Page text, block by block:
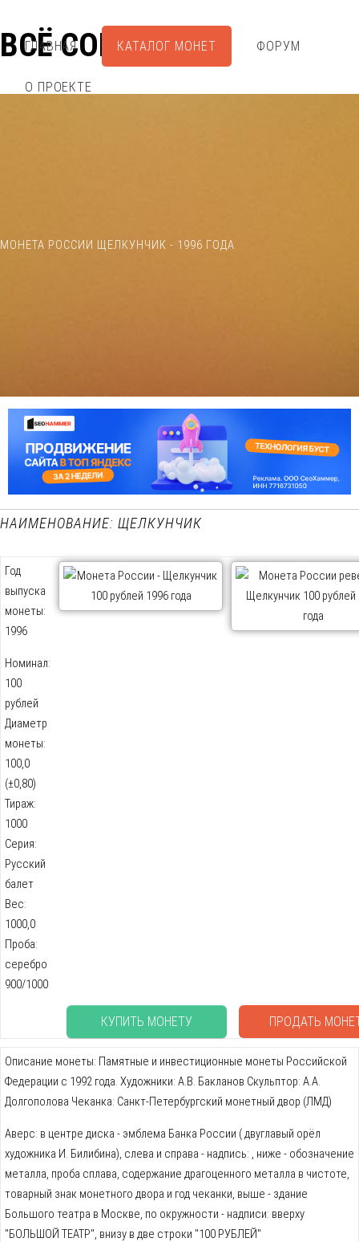
ВСЁ СОБРАЛ
ГЛАВНАЯ КАТАЛОГ МОНЕТ ФОРУМ
О ПРОЕКТЕ
МОНЕТА РОССИИ ЩЕЛКУНЧИК - 1996 ГОДА
НАИМЕНОВАНИЕ: ЩЕЛКУНЧИК
Год
выпуска
монеты:
1996
Номинал:
100
рублей
Диаметр
монеты:
100,0
(±0,80)
Тираж:
1000
Серия:
Русский
балет
Вес:
1000,0
Проба:
серебро
900/1000
КУПИТЬ МОНЕТУ ПРОДАТЬ
Описание монеты: Памятные и инвестиционные монеты Российской
Федерации с 1992 года. Художники: А.В. Бакланов Скульптор: А.А.
Долгополова Чеканка: Санкт-Петербургский монетный двор (ЛМД)
Аверс: в центре диска - эмблема Банка России ( двуглавый орёл
художника И. Билибина), слева и справа - надпись: , ниже - обозначение
металла, проба сплава, содержание драгоценного металла в чистоте,
товарный знак монетного двора и год чеканки, выше - здание
Большого театра в Москве, по окружности - надписи: вверху
"БОЛЬШОЙ ТЕАТР", внизу в две строки "100 РУБЛЕЙ"